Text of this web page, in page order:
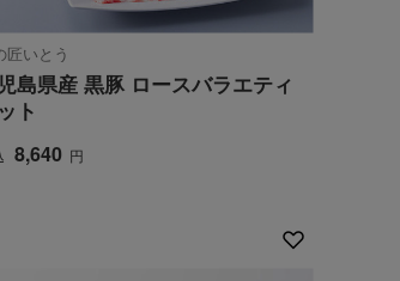
匠いとう
島県産 黒豚 ロースバラエティ
ト
8,640 円